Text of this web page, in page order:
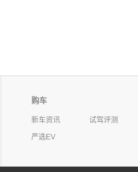
购车
新车资讯
试驾评测
严选EV